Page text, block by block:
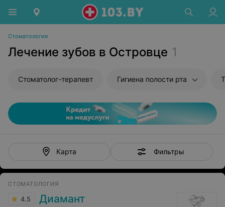
Стоматология
Лечение зубов в Островце 1
Стоматолог-терапевт Гигиена полости рта
Карта Фильтры
СТОМАТОЛОГИЯ
4.5 Диамант